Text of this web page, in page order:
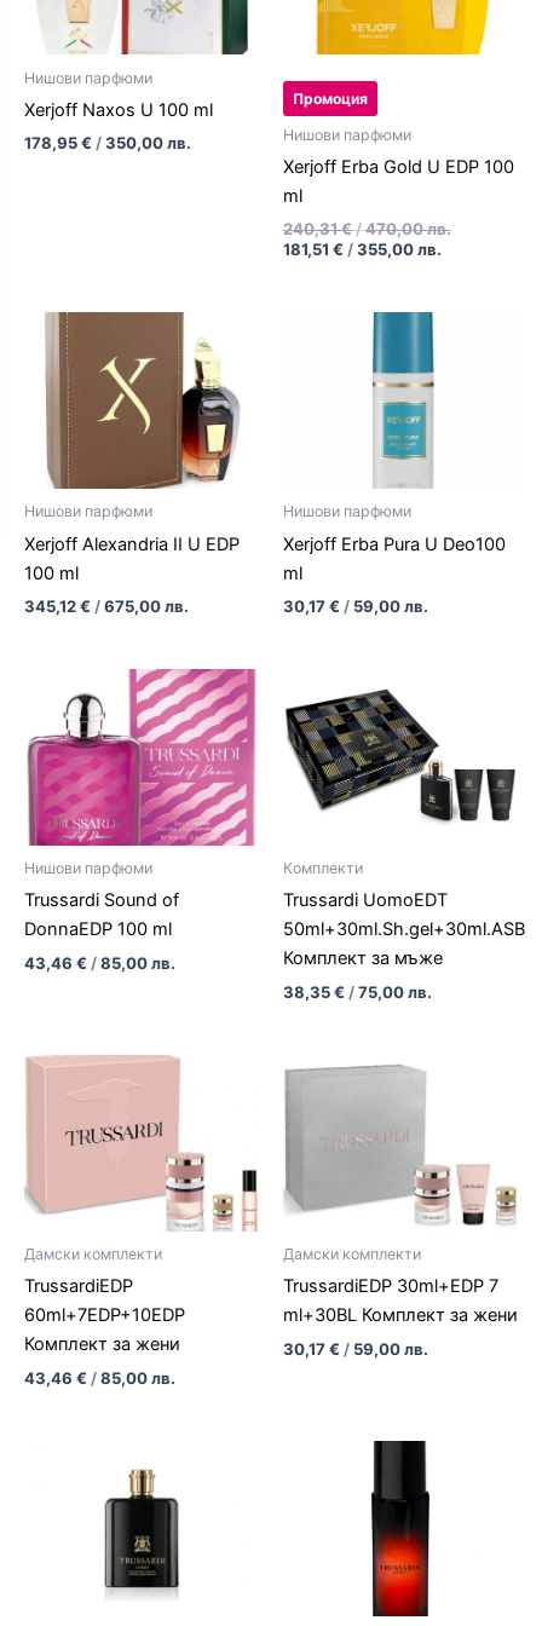
Нишови парфюми
Xerjoff Naxos U 100 ml
178,95€ /350,00лв.
Промоция
Нишови парфюми
Xerjoff Erba Gold U EDP 100
ml
240,31€/470,00лв.
181,51 € /355,00лв.
Нишови парфюми
Xerjoff Alexandria II U EDP
100 ml
345,12€ /675,00лв.
Нишови парфюми
Xerjoff Erba Pura U Deo100
ml
30,17€ / 59,00лв.
Нишови парфюми
Trussardi Sound of
DonnaEDP 100 ml
43,46 € /85,00лв.
Комплекти
Trussardi UomoEDT
50ml+30ml.Sh.gel+30ml.ASB
Комплект за мъже
38,35€ /75,00лв.
Дамски комплекти
TrussardiEDP
60ml+7EDP+10EDP
Комплект за жени
43,46 € /85,00лв.
Дамски комплекти
TrussardiEDP 30ml+EDP 7
ml+30BL Комплект за жени
30,17€ / 59,00лв.